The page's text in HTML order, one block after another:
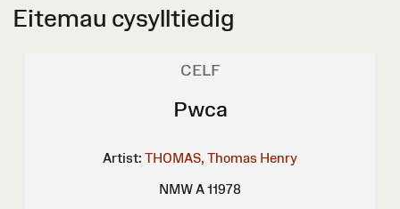
Eitemau cysylltiedig
CELF
Pwca
Artist: THOMAS, Thomas Henry
NMW A 11978